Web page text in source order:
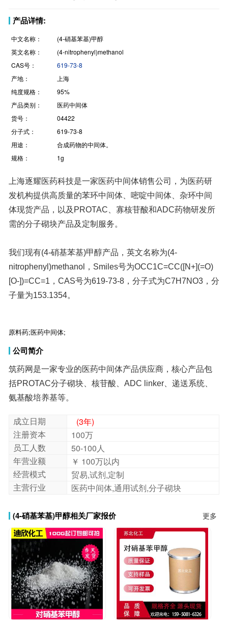
产品详情:
中文名称：
(4-硝基苯基)甲醇
英文名称：
(4-nitrophenyl)methanol
CAS号：
619-73-8
产地：
上海
纯度规格：
95%
产品类别：
医药中间体
货号：
04422
分子式：
619-73-8
用途：
合成药物的中间体。
规格：
1g
上海逐耀医药科技是一家医药中间体销售公司，为医药研
发机构提供高质量的苯环中间体、嘧啶中间体、杂环中间
体现货产品，以及PROTAC、寡核苷酸和ADC药物研发所
需的分子砌块产品及定制服务。
我们现有(4-硝基苯基)甲醇产品，英文名称为(4-
nitrophenyl)methanol，Smiles号为OCC1C=CC([N+](=O)
[O-])=CC=1，CAS号为619-73-8，分子式为C7H7NO3，分
子量为153.1354。
原料药;医药中间体;
公司简介
筑药网是一家专业的医药中间体产品供应商，核心产品包
括PROTAC分子砌块、核苷酸、ADC linker、递送系统、
氨基酸培养基等。
成立日期
(3年)
注册资本
100万
员工人数
50-100人
年营业额
￥ 100万以内
经营模式
贸易,试剂,定制
主营行业
医药中间体,通用试剂,分子砌块
(4-硝基苯基)甲醇相关厂家报价 更多